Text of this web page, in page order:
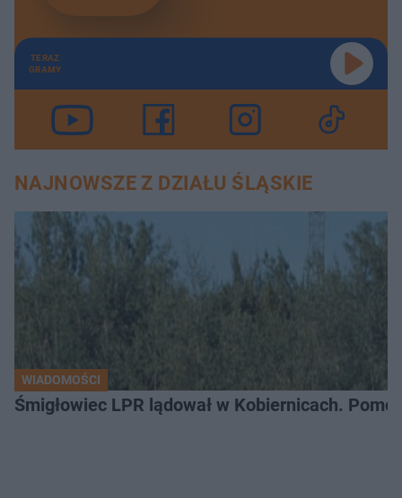
TERAZ
GRAMY
NAJNOWSZE Z DZIAŁU ŚLĄSKIE
WIADOMOŚCI
Śmigłowiec LPR lądował w Kobiernicach.